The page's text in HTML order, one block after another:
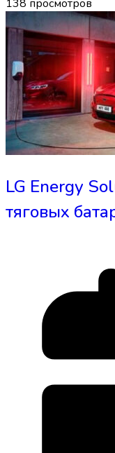
138 просмотров
LG Energy
тяговых